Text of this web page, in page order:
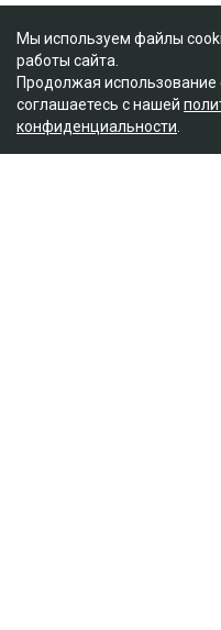
Мы используем файлы
работы сайта.
Продолжая использование
соглашаетесь с нашей
конфиденциальности